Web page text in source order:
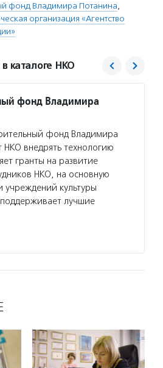
фонд Владимира Потанина,
организация «Агентство
каталоге НКО
фонд Владимира
фонд Владимира
НКО внедрять технологию
гранты на развитие
НКО, на основную
учреждений культуры
лучшие